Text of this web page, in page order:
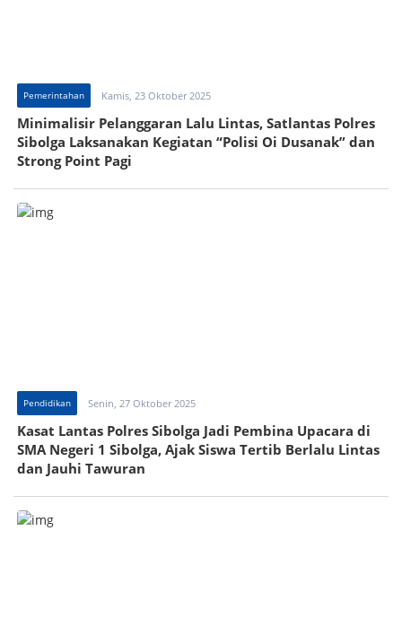
Pemerintahan Kamis, 23 Oktober 2025
Minimalisir Pelanggaran Lalu Lintas, Satlantas Polres
Sibolga Laksanakan Kegiatan “Polisi Oi Dusanak” dan
Strong Point Pagi
Pendidikan Senin, 27 Oktober 2025
Kasat Lantas Polres Sibolga Jadi Pembina Upacara di
SMA Negeri 1 Sibolga, Ajak Siswa Tertib Berlalu Lintas
dan Jauhi Tawuran